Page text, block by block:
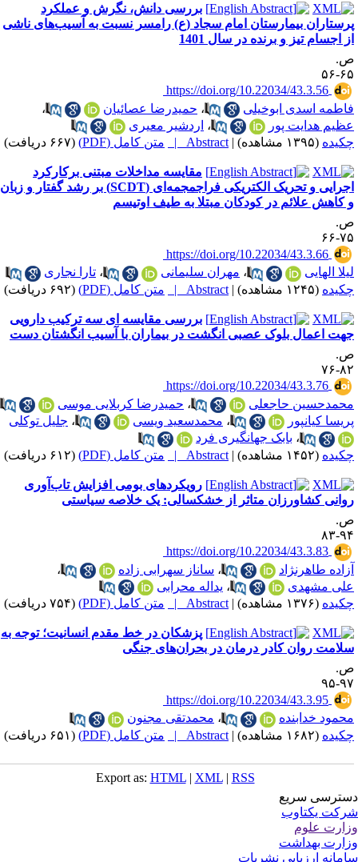
بررسی دانش، نگرش و عملکرد
بیمارستان امام سجاد (ع) رامسر نسبت به آسیب‌های ناشی
اجسام تیز و برنده در سال 1401
۵۶
‎ https://doi.org/10.22034/43.3.56
اسدی ابوخیلی
،حمیدرضا عصائیان
،
هدایت پور
،اردشیر معیری
(۱۳۹۵ مشاهده) |
Abstract | متن کامل (PDF) (۶۶۷ دریافت)
مقایسه مداخلات مبتنی برکارکرد
اجرایی و تحریک الکتریکی فراجمجمه‌ای (SCDT) بر رشد گفتار و زبان
کاهش علائم در کودکان مبتلا به طیف اوتیسم
۶۶
‎ https://doi.org/10.22034/43.3.66
الهایی
،مهران سلیمانی ،تارا نجاری
(۱۲۴۵ مشاهده) |
Abstract | متن کامل (PDF) (۶۹۲ دریافت)
بررسی مقایسه ای سه ترکیب دارویی
اعمال بلوک عصبی انگشت در بیماران با آسیب انگشتان دست
۷۶
‎ https://doi.org/10.22034/43.3.76
حاجعلی
،حمیدرضا کربلایی موسی
،
کیانپور
،محمدسعید ویسی ،جلیل توکلی
،بابک جهانگیری فرد
(۱۴۵۲ مشاهده) |
Abstract | متن کامل (PDF) (۶۱۲ دریافت)
رویکردهای بومی افزایش تاب‌آوری
کشاورزان متاثر از خشکسالی: یک خلاصه سیاستی
۸۳
‎ https://doi.org/10.22034/43.3.83
طاهرنژاد
،ساناز سهرابی زاده
،
مشهدی
،یداله محرابی
(۱۳۷۶ مشاهده) |
Abstract | متن کامل (PDF) (۷۵۴ دریافت)
پزشکان در خط مقدم انسانیت؛ توجه به
روان کادر درمان در بحران‌های جنگی
۹۵
‎ https://doi.org/10.22034/43.3.95
خدابنده
،محمدتقی مجنون
(۱۶۸۲ مشاهده) |
Abstract | متن کامل (PDF) (۶۵۱ دریافت)
Export as:HTML |XML |RSS
سریع
یکتاوب
علوم
بهداشت
ارزیابی نشریات